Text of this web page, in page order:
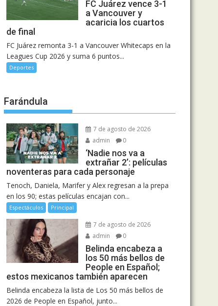
FC Juárez vence 3-1
a Vancouver y
acaricia los cuartos
de final
FC Juárez remonta 3-1 a Vancouver Whitecaps en la
Leagues Cup 2026 y suma 6 puntos...
Deportes
Farándula
7 de agosto de 2026
admin
0
‘Nadie nos va a
extrañar 2’: películas
noventeras para cada personaje
Tenoch, Daniela, Marifer y Alex regresan a la prepa
en los 90; estas películas encajan con...
Espectáculos Principal
7 de agosto de 2026
admin
0
Belinda encabeza a
los 50 más bellos de
People en Español;
estos mexicanos también aparecen
Belinda encabeza la lista de Los 50 más bellos de
2026 de People en Español, junto...